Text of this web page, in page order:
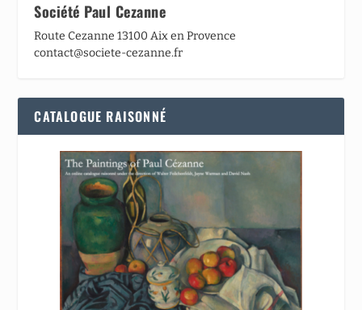
Société Paul Cezanne
Route Cezanne 13100 Aix en Provence
contact@societe-cezanne.fr
CATALOGUE RAISONNÉ